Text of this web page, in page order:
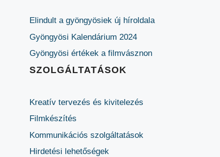
Elindult a gyöngyösiek új híroldala
Gyöngyösi Kalendárium 2024
Gyöngyösi értékek a filmvásznon
SZOLGÁLTATÁSOK
Kreatív tervezés és kivitelezés
Filmkészítés
Kommunikációs szolgáltatások
Hirdetési lehetőségek